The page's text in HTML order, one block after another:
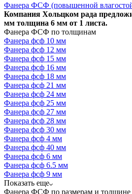
Фанера ФСФ (повышенной
Компания Хольцком рада
мм толщина 6 мм от 1 листа.
Фанера ФСФ по толщинам
Фанера фсф 10 мм
Фанера фсф 12 мм
Фанера фсф 15 мм
Фанера фсф 16 мм
Фанера фсф 18 мм
Фанера фсф 21 мм
Фанера фсф 24 мм
Фанера фсф 25 мм
Фанера фсф 27 мм
Фанера фсф 28 мм
Фанера фсф 30 мм
Фанера фсф 4 мм
Фанера фсф 40 мм
Фанера фсф 6 мм
Фанера фсф 6.5 мм
Фанера фсф 9 мм
Показать еще
Фанера ФСФ по размерам и толщине